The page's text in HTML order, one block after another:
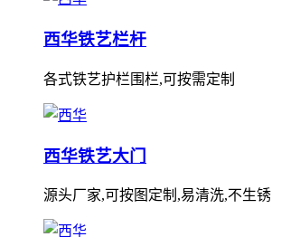
西华铁艺栏杆
各式铁艺护栏围栏,可按需定制
西华铁艺大门
源头厂家,可按图定制,易清洗,不生锈